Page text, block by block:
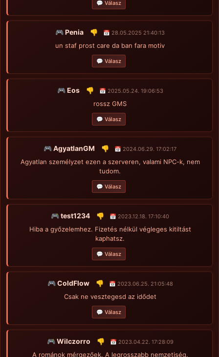
💬 Válasz
🎮 Penia 👎 📅 28.05.2025 21:40:13
un staf prost care da ban fara motiv
💬 Válasz
🎮 Eos 👎 📅 2025.05.24. 19:06:53
rossz GMS
💬 Válasz
🎮 AgyatlanGM 👎 📅 2024.06.29. 17:02:17
Agyatlan személyzet ezen a szerveren, valami NPC-k, nem
tudom.
💬 Válasz
🎮 test1234 👎 📅 2023.12.18. 17:10:40
Hiba a győzelemhez. Fizetés nélkül végleges kitiltást
kaphatsz.
💬 Válasz
🎮 ColdFlow 👎 📅 2023.06.25. 21:05:48
Csak ne vesztegesd az idődet
💬 Válasz
🎮 Wilczorro 👎 📅 2023.04.22. 17:28:09
A románok mérgezőek. A legrosszabb nemzetiség.